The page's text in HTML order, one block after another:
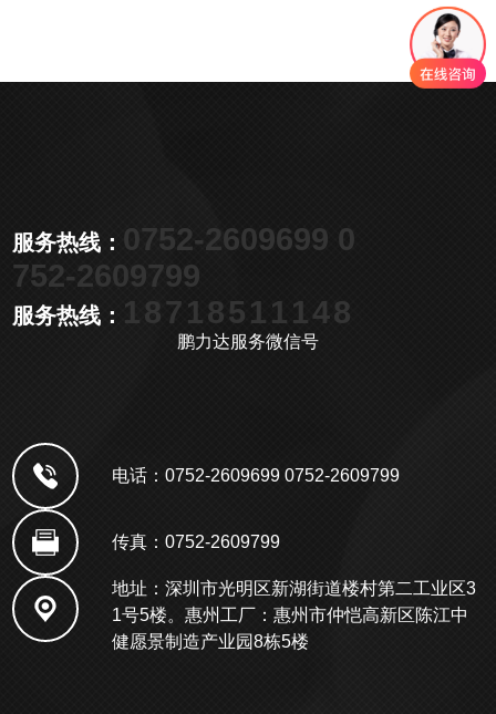
服务热线： 0752-2609699 0
752-2609799
服务热线： 18718511148
鹏力达服务微信号
电话：0752-2609699 0752-2609799
传真：0752-2609799
地址：深圳市光明区新湖街道楼村第二工业区3
1号5楼。惠州工厂：惠州市仲恺高新区陈江中
健愿景制造产业园8栋5楼